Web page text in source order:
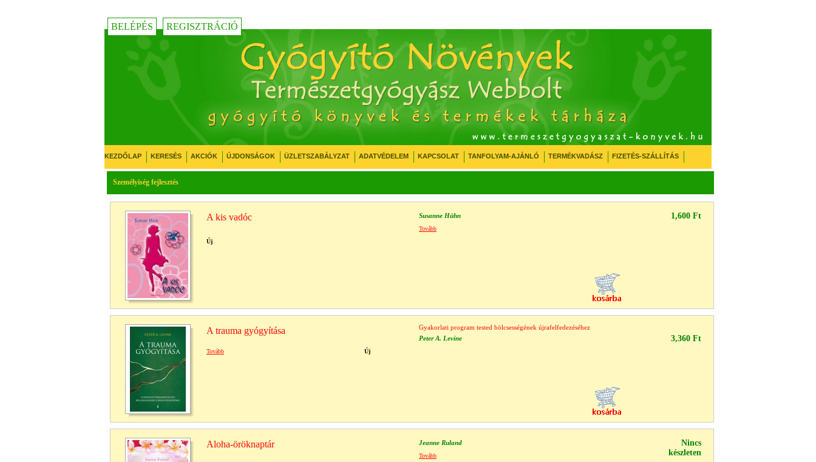
BELÉPÉS REGISZTRÁCIÓ
KEZDŐLAP KERESÉS AKCIÓK ÚJDONSÁGOK ÜZLETSZABÁLYZAT ADATVÉDELEM KAPCSOLAT TANFOLYAM-AJÁNLÓ TERMÉKVADÁSZ FIZETÉS-SZÁLLÍTÁS
Személyiség fejlesztés
A kis vadóc Susanne Hühn 1,600 Ft
Tovább
Új
A trauma gyógyítása
Gyakorlati program tested bölcsességének újrafelfedezéséhez
Peter A. Levine
3,360 Ft
Tovább Új
Aloha-öröknaptár Jeanne Ruland
Nincs
készleten
Tovább